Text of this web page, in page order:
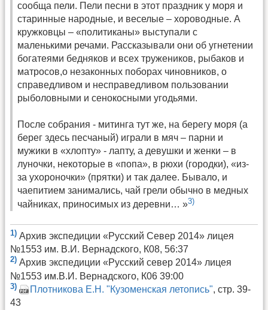
сообща пели. Пели песни в этот праздник у моря и
старинные народные, и веселые – хороводные. А
кружковцы – «политиканы» выступали с
маленькими речами. Рассказывали они об угнетении
богатеями бедняков и всех тружеников, рыбаков и
матросов,о незаконных поборах чиновников, о
справедливом и несправедливом пользовании
рыболовными и сенокосными угодьями.
После собрания - митинга тут же, на берегу моря (а
берег здесь песчаный) играли в мяч – парни и
мужики в «хлопту» - лапту, а девушки и женки – в
луночки, некоторые в «попа», в рюхи (городки), «из-
за ухороночки» (прятки) и так далее. Бывало, и
чаепитием занимались, чай грели обычно в медных
чайниках, приносимых из деревни… »3)
1) Архив экспедиции «Русский Север 2014» лицея
№1553 им. В.И. Вернадского, К08, 56:37
2) Архив экспедиции «Русский север 2014» лицея
№1553 им.В.И. Вернадского, К06 39:00
3) Плотникова Е.Н. "Кузоменская летопись", стр. 39-
43